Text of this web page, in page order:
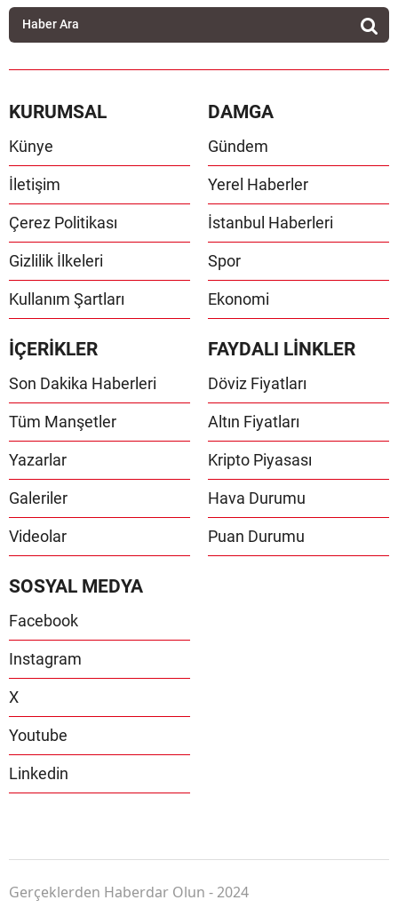
KURUMSAL
Künye
İletişim
Çerez Politikası
Gizlilik İlkeleri
Kullanım Şartları
DAMGA
Gündem
Yerel Haberler
İstanbul Haberleri
Spor
Ekonomi
İÇERİKLER
Son Dakika Haberleri
Tüm Manşetler
Yazarlar
Galeriler
Videolar
FAYDALI LİNKLER
Döviz Fiyatları
Altın Fiyatları
Kripto Piyasası
Hava Durumu
Puan Durumu
SOSYAL MEDYA
Facebook
Instagram
X
Youtube
Linkedin
Gerçeklerden Haberdar Olun - 2024